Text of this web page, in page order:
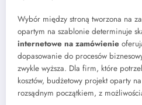
Wybór między stroną tworzona na
opartym na szablonie determinuje
internetowe na zamówienie
dopasowanie do procesów
zwykle wyższa. Dla firm, które
kosztów, budżetowy projekt oparty
rozsądnym początkiem, z